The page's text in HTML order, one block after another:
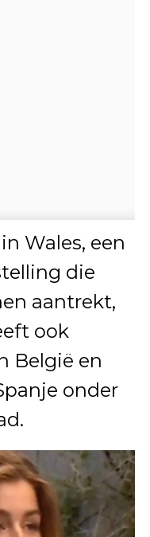
Wales, een
die
aantrekt,
ook
België en
onder